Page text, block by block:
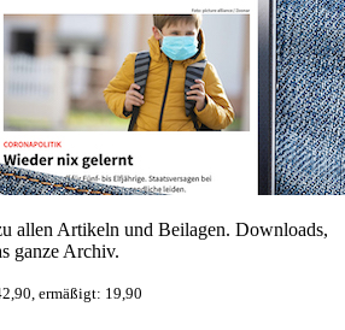
allen Artikeln und Beilagen. Downloads,
ganze Archiv.
ermäßigt: 19,90